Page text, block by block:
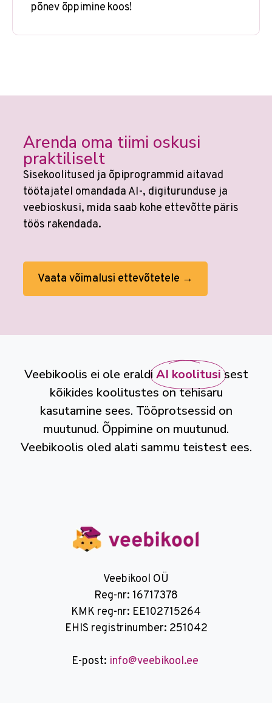
põnev õppimine koos!
Arenda oma tiimi oskusi
praktiliselt
Sisekoolitused ja õpiprogrammid aitavad
töötajatel omandada AI-, digiturunduse ja
veebioskusi, mida saab kohe ettevõtte päris
töös rakendada.
Vaata võimalusi ettevõtetele →
Veebikoolis ei ole eraldiAI koolitusi sest
kõikides koolitustes on tehisaru
kasutamine sees. Tööprotsessid on
muutunud. Õppimine on muutunud.
Veebikoolis oled alati sammu teistest ees.
Veebikool OÜ
Reg-nr: 16717378
KMK reg-nr: EE102715264
EHIS registrinumber: 251042
E-post: info@veebikool.ee